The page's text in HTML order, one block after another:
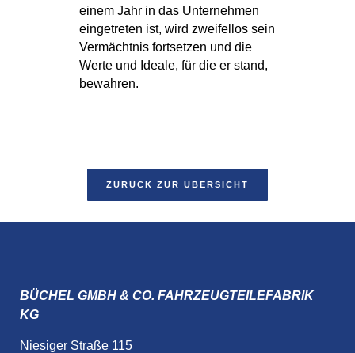
einem Jahr in das Unternehmen
eingetreten ist, wird zweifellos sein
Vermächtnis fortsetzen und die
Werte und Ideale, für die er stand,
bewahren.
ZURÜCK ZUR ÜBERSICHT
BÜCHEL GMBH & CO. FAHRZEUGTEILEFABRIK
KG
Niesiger Straße 115